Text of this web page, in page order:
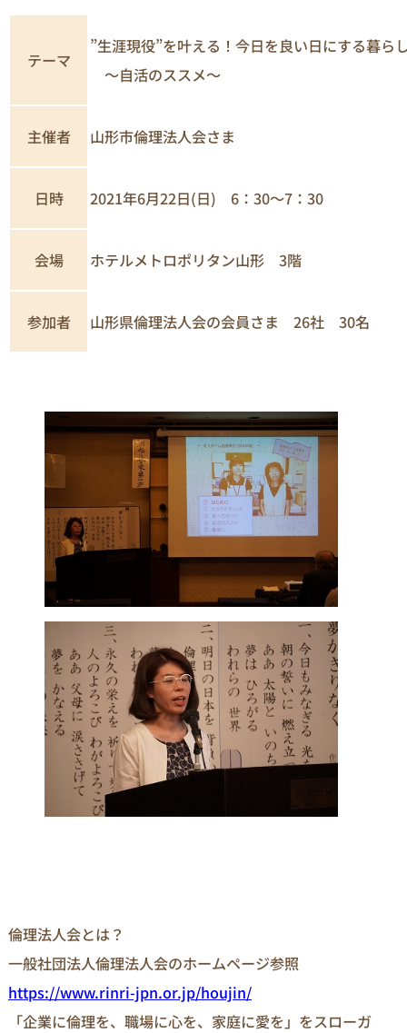
テーマ
”生涯現役”を叶える！今日を良い日にする暮ら
～自活のススメ～
主催者 山形市倫理法人会さま
日時 2021年6月22日(日) 6：30～7：30
会場 ホテルメトロポリタン山形 3階
参加者 山形県倫理法人会の会員さま 26社 30名
倫理法人会とは？
https://www.rinri-jpn.or.jp/houjin/
「企業に倫理を、職場に心を、家庭に愛を」をスローガ